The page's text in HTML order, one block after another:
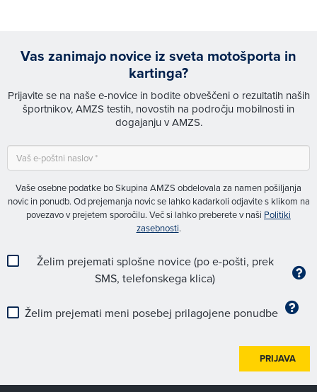
Vas zanimajo novice iz sveta motošporta in
kartinga?
Prijavite se na naše e-novice in bodite obveščeni o rezultatih naših
športnikov, AMZS testih, novostih na področju mobilnosti in
dogajanju v AMZS.
Vaše osebne podatke bo Skupina AMZS obdelovala za namen pošiljanja
novic in ponudb. Od prejemanja novic se lahko kadarkoli odjavite s klikom na
povezavo v prejetem sporočilu. Več si lahko preberete v naši Politiki
zasebnosti.
Želim prejemati splošne novice (po e-pošti, prek
SMS, telefonskega klica)
Želim prejemati meni posebej prilagojene ponudbe
PRIJAVA